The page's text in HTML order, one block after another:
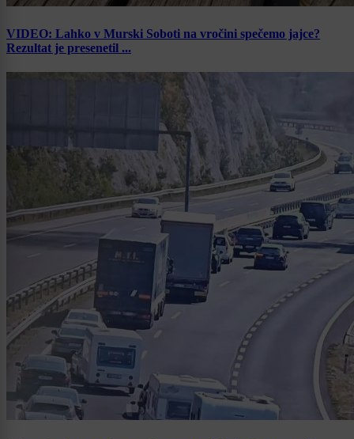
VIDEO: Lahko v Murski Soboti na vročini spečemo jajce?
Rezultat je presenetil ...